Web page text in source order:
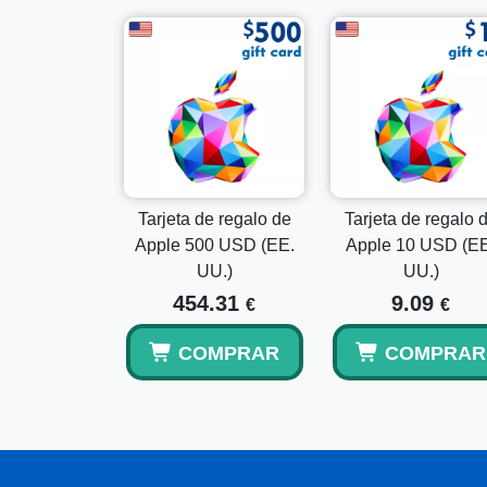
Tarjeta de regalo de
Apple 500 USD (EE.
UU.)
454.31 €
COMPRAR
Tarjeta de regalo
Apple 10 USD
UU.)
9.09 €
COMPRAR